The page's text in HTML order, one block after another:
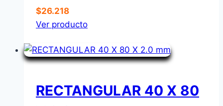
$26.218
Ver producto
RECTANGULAR 40 X 80